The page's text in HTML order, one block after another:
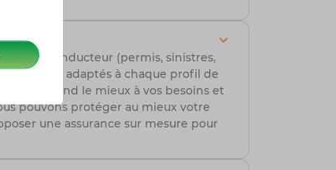
du conducteur (permis, sinistres,
adaptés à chaque profil de
qui répond le mieux à vos besoins et
pouvons protéger au mieux votre
une assurance sur mesure pour